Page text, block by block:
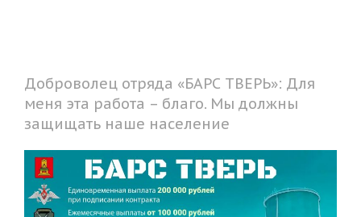
Доброволец отряда «БАРС ТВЕРЬ»: Для
меня эта работа – благо. Мы должны
защищать наше население